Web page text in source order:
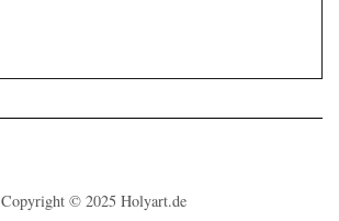
Copyright © 2025 Holyart.de